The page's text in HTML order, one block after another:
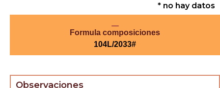
* no hay datos
Formula composiciones
104L/2033#
Observaciones